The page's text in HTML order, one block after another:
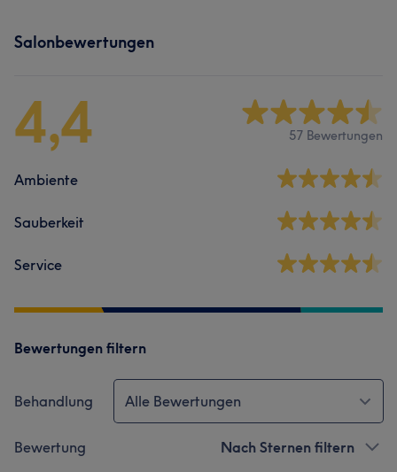
Salonbewertungen
4,4 57 Bewertungen
Ambiente
Sauberkeit
Service
Bewertungen filtern
Behandlung Alle Bewertungen
Bewertung Nach Sternen filtern